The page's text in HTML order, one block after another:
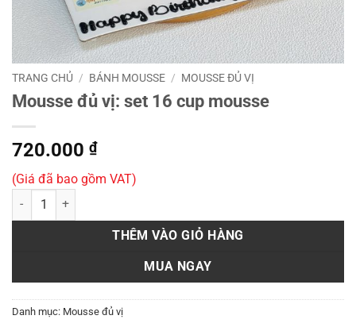
TRANG CHỦ / BÁNH MOUSSE / MOUSSE ĐỦ VỊ
Mousse đủ vị: set 16 cup mousse
720.000 ₫
(Giá đã bao gồm VAT)
Mousse đủ vị: set 16 cup mousse số lượng
THÊM VÀO GIỎ HÀNG
MUA NGAY
Danh mục: Mousse đủ vị